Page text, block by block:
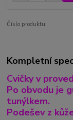
Číslo produktu:
Kompletní
Cvičky v
Po obvodu je
tunýlkem.
Podešev z